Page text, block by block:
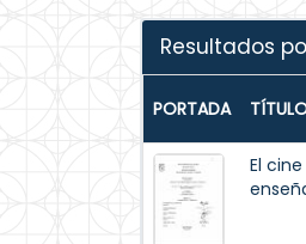
Resultados
PORTADA
El